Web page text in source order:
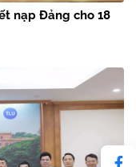
nạp Đảng cho 18